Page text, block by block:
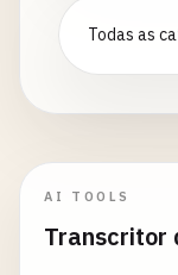
AI TOOLS
Transcritor